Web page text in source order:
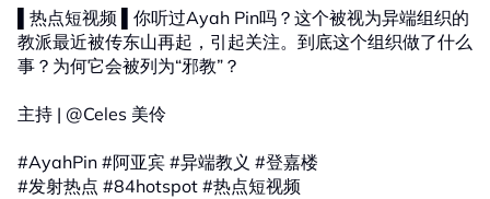
▌热点短视频 ▌你听过Ayah Pin吗？这个被视为异端组织的
教派最近被传东山再起，引起关注。到底这个组织做了什么
事？为何它会被列为“邪教”？
主持 | @Celes 美伶
#AyahPin #阿亚宾 #异端教义 #登嘉楼
#发射热点 #84hotspot #热点短视频